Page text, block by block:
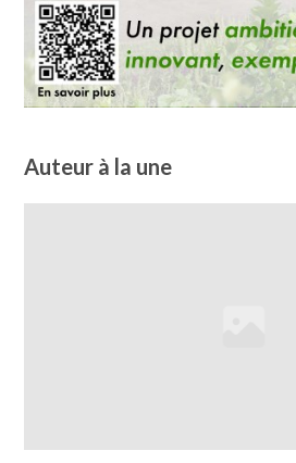
Auteur à la une